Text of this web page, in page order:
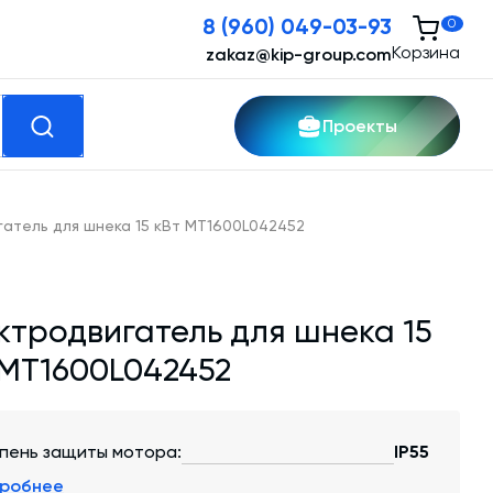
8 (960) 049-03-93
zakaz@kip-group.comКорзина
0
Проекты
услуги
Зимний комплект. Изготовление и монтаж
для шнека 15 кВт MT1600L042452
для шнека 15
защиты мотора:
IP55